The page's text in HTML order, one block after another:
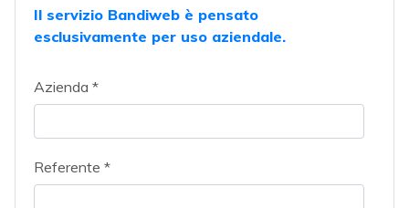
Il servizio Bandiweb è pensato
esclusivamente per uso aziendale.
Azienda *
Referente *